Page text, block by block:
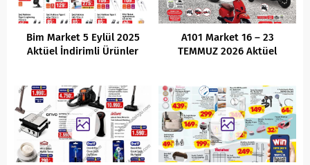
Bim Market 5 Eylül 2025
Aktüel İndirimli Ürünler
A101 Market 16 – 23
TEMMUZ 2026 Aktüel